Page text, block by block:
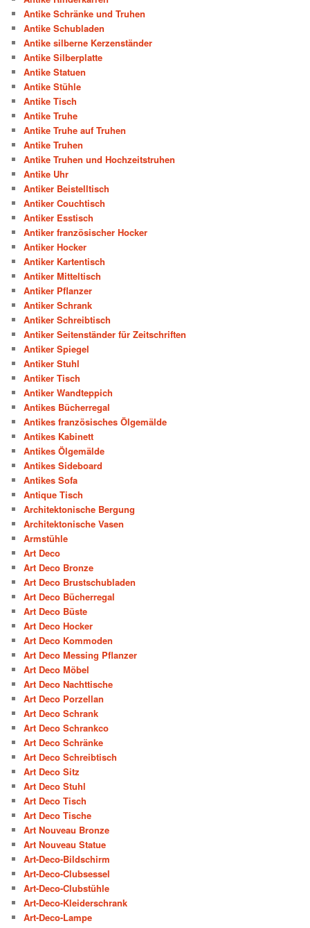
Antike Schränke und Truhen
Antike Schubladen
Antike silberne Kerzenständer
Antike Silberplatte
Antike Statuen
Antike Stühle
Antike Tisch
Antike Truhe
Antike Truhe auf Truhen
Antike Truhen
Antike Truhen und Hochzeitstruhen
Antike Uhr
Antiker Beistelltisch
Antiker Couchtisch
Antiker Esstisch
Antiker französischer Hocker
Antiker Hocker
Antiker Kartentisch
Antiker Mitteltisch
Antiker Pflanzer
Antiker Schrank
Antiker Schreibtisch
Antiker Seitenständer für Zeitschriften
Antiker Spiegel
Antiker Stuhl
Antiker Tisch
Antiker Wandteppich
Antikes Bücherregal
Antikes französisches Ölgemälde
Antikes Kabinett
Antikes Ölgemälde
Antikes Sideboard
Antikes Sofa
Antique Tisch
Architektonische Bergung
Architektonische Vasen
Armstühle
Art Deco
Art Deco Bronze
Art Deco Brustschubladen
Art Deco Bücherregal
Art Deco Büste
Art Deco Hocker
Art Deco Kommoden
Art Deco Messing Pflanzer
Art Deco Möbel
Art Deco Nachttische
Art Deco Porzellan
Art Deco Schrank
Art Deco Schrankco
Art Deco Schränke
Art Deco Schreibtisch
Art Deco Sitz
Art Deco Stuhl
Art Deco Tisch
Art Deco Tische
Art Nouveau Bronze
Art Nouveau Statue
Art-Deco-Bildschirm
Art-Deco-Clubsessel
Art-Deco-Clubstühle
Art-Deco-Kleiderschrank
Art-Deco-Lampe